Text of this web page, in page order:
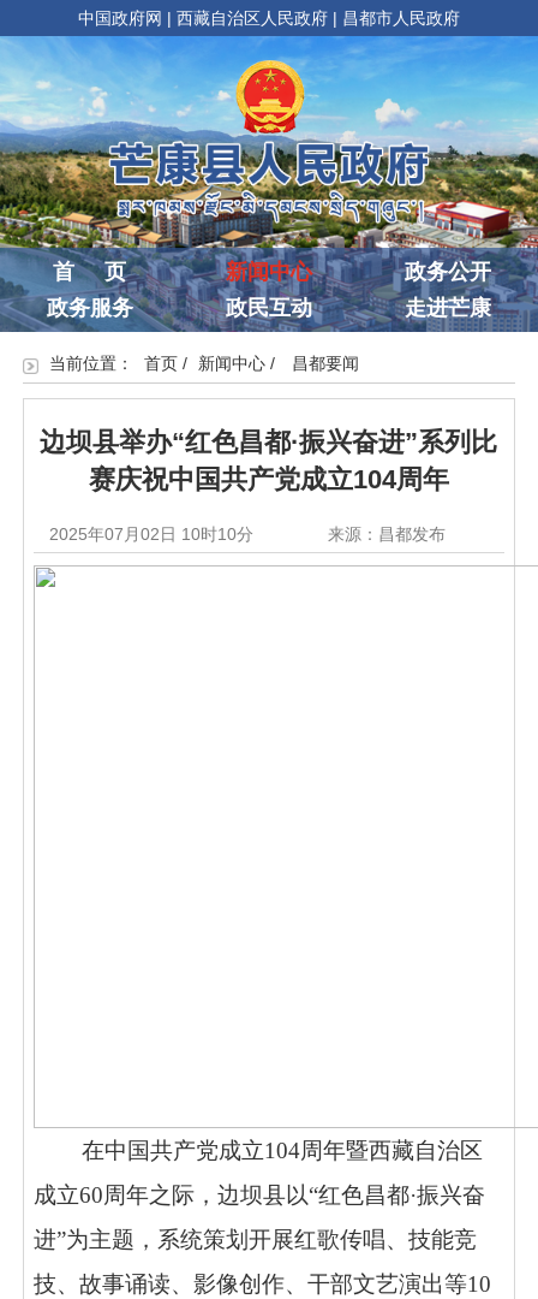
中国政府网 | 西藏自治区人民政府 | 昌都市人民政府
首 页 新闻中心
政务公开
政务服务
政民互动 走进芒康
当前位置： 首页/ 新闻中心/ 昌都要闻
边坝县举办“红色昌都·振兴奋进”系列比
赛庆祝中国共产党成立104周年
2025年07月02日 10时10分 来源：昌都发布
在中国共产党成立104周年暨西藏自治区
成立60周年之际，边坝县以“红色昌都·振兴奋
进”为主题，系统策划开展红歌传唱、技能竞
技、故事诵读、影像创作、干部文艺演出等10